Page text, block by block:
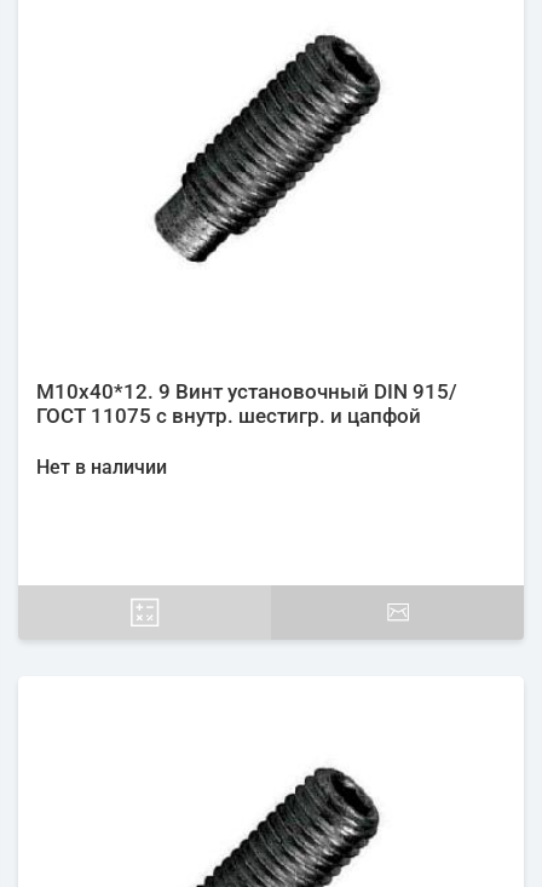
М10х40*12. 9 Винт установочный DIN 915/
ГОСТ 11075 с внутр. шестигр. и цапфой
Нет в наличии